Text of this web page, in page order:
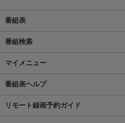
番組表
番組検索
マイメニュー
番組表ヘルプ
リモート録画予約ガイド